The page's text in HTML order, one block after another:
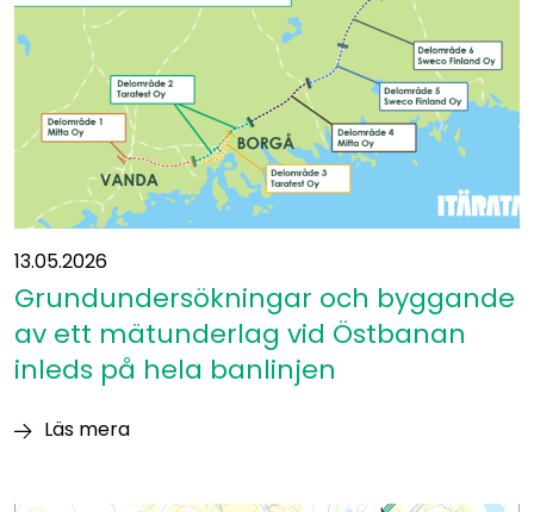
publicerats
13.05.2026
Grundundersökningar och byggande
av ett mätunderlag vid Östbanan
inleds på hela banlinjen
Läs mera